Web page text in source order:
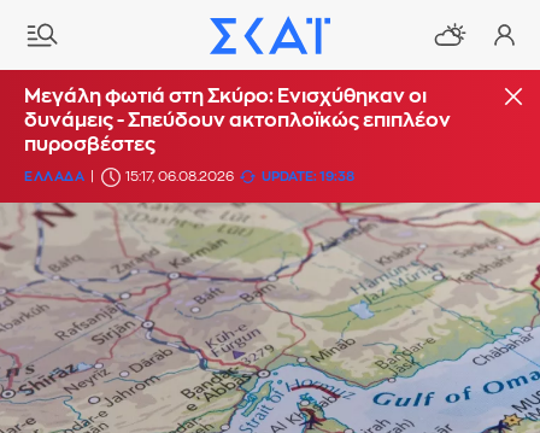
Μεγάλη φωτιά στη Σκύρο: Ενισχύθηκαν οι
δυνάμεις - Σπεύδουν ακτοπλοϊκώς επιπλέον
πυροσβέστες
ΕΛΛΑΔΑ 15:17, 06.08.2026 UPDATE: 19:38